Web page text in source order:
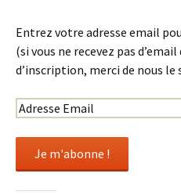
Entrez votre adresse email
(si vous ne recevez pas
d’inscription, merci de nous le